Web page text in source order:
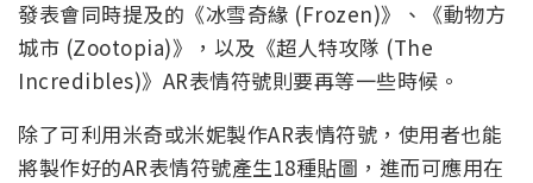
發表會同時提及的《冰雪奇緣 (Frozen)》、《動物方
城市 (Zootopia)》，以及《超人特攻隊 (The
Incredibles)》AR表情符號則要再等一些時候。
除了可利用米奇或米妮製作AR表情符號，使用者也能
將製作好的AR表情符號產生18種貼圖，進而可應用在